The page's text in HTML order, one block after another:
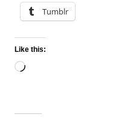
Tumblr
Like this:
Loading…